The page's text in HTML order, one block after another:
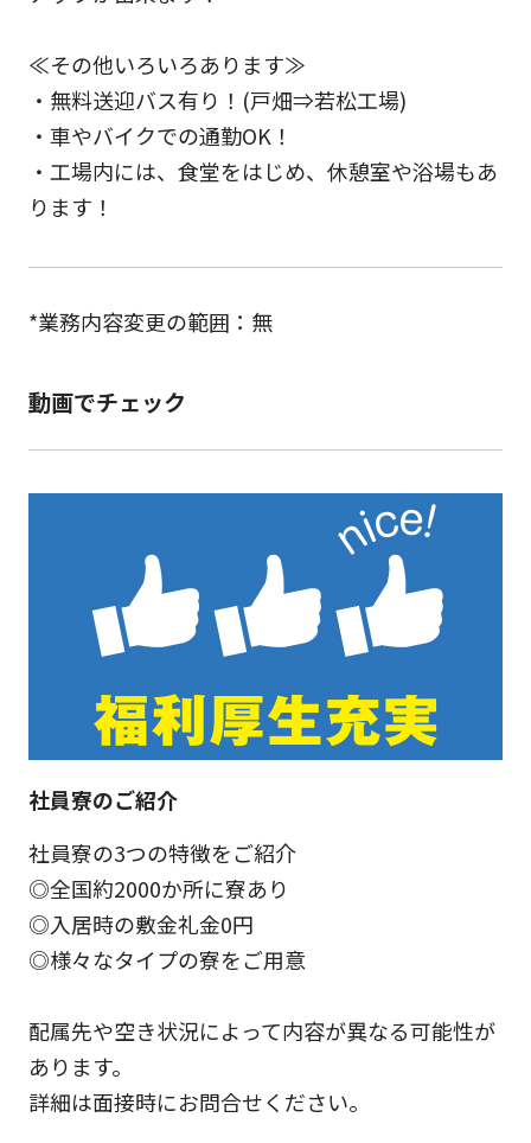
≪その他いろいろあります≫
・無料送迎バス有り！(戸畑⇒若松工場)
・車やバイクでの通勤OK！
・工場内には、食堂をはじめ、休憩室や浴場もあ
ります！
*業務内容変更の範囲：無
動画でチェック
社員寮のご紹介
社員寮の3つの特徴をご紹介
◎全国約2000か所に寮あり
◎入居時の敷金礼金0円
◎様々なタイプの寮をご用意
配属先や空き状況によって内容が異なる可能性が
あります。
詳細は面接時にお問合せください。